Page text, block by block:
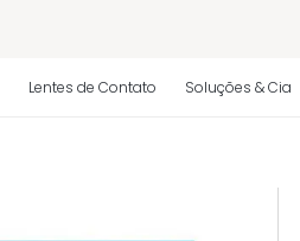
Lentes de Contato Soluções & Cia